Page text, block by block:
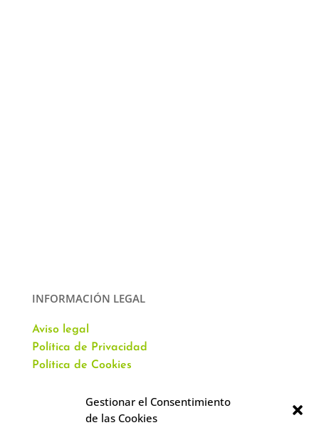
Gestionar el Consentimiento
de las Cookies
INFORMACIÓN LEGAL
Aviso legal
Política de Privacidad
Política de Cookies